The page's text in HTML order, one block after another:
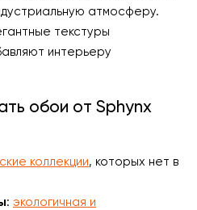
атмосферу.
текстуры
интерьеру
обои от Sphynx
коллекции, которых нет в
: экологичная и